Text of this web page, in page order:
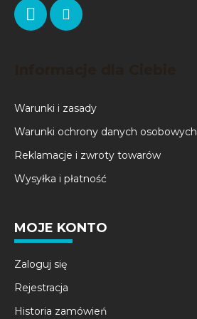
Warunki i zasady
Warunki ochrony danych osobowych
Reklamacje i zwroty towarów
Wysyłka i płatność
MOJE KONTO
Zaloguj się
Rejestracja
Historia zamówień